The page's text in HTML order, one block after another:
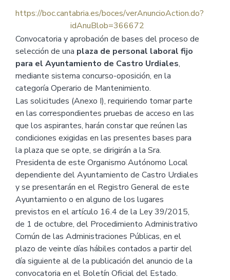
https://boc.cantabria.es/boces/verAnuncioAction.do?
idAnuBlob=366672
Convocatoria y aprobación de bases del proceso de
selección de una plaza de personal laboral fijo
para el Ayuntamiento de Castro Urdiales,
mediante sistema concurso-oposición, en la
categoría Operario de Mantenimiento.
Las solicitudes (Anexo I), requiriendo tomar parte
en las correspondientes pruebas de acceso en las
que los aspirantes, harán constar que reúnen las
condiciones exigidas en las presentes bases para
la plaza que se opte, se dirigirán a la Sra.
Presidenta de este Organismo Autónomo Local
dependiente del Ayuntamiento de Castro Urdiales
y se presentarán en el Registro General de este
Ayuntamiento o en alguno de los lugares
previstos en el artículo 16.4 de la Ley 39/2015,
de 1 de octubre, del Procedimiento Administrativo
Común de las Administraciones Públicas, en el
plazo de veinte días hábiles contados a partir del
día siguiente al de la publicación del anuncio de la
convocatoria en el Boletín Oficial del Estado.